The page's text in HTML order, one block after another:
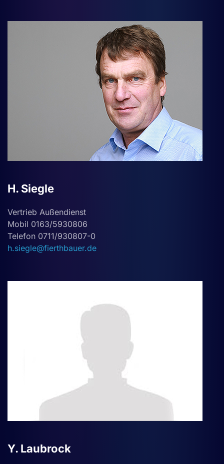
H. Siegle
Vertrieb Außendienst
Mobil 0163/5930806
Telefon 0711/930807-0
h.siegle@fierthbauer.de
Y. Laubrock